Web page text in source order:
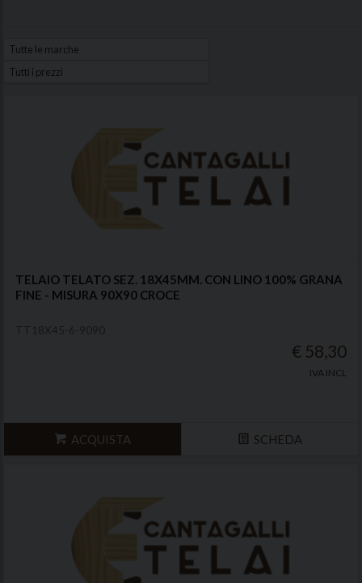
TELAIO TELATO SEZ. 18X45MM. CON LINO 100% GRANA
FINE - MISURA 90X90 CROCE
€ 58,30
IVA INCL
ACQUISTA SCHEDA